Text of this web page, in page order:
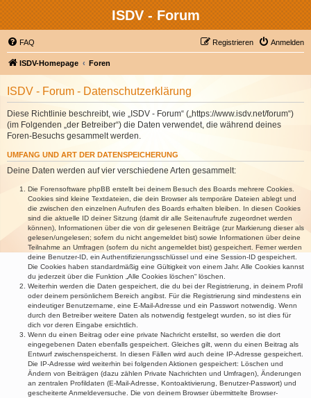
ISDV - Forum
FAQ Anmelden
Registrieren
ISDV-Homepage Foren
ISDV - Forum - Datenschutzerklärung
Diese Richtlinie beschreibt, wie „ISDV - Forum“ („https://www.isdv.net/forum“)
(im Folgenden „der Betreiber“) die Daten verwendet, die während deines
Foren-Besuchs gesammelt werden.
UMFANG UND ART DER DATENSPEICHERUNG
Deine Daten werden auf vier verschiedene Arten gesammelt:
Die Forensoftware phpBB erstellt bei deinem Besuch des Boards mehrere Cookies.
Cookies sind kleine Textdateien, die dein Browser als temporäre Dateien ablegt und
die zwischen den einzelnen Aufrufen des Boards erhalten bleiben. In diesen Cookies
sind die aktuelle ID deiner Sitzung (damit dir alle Seitenaufrufe zugeordnet werden
können), Informationen über die von dir gelesenen Beiträge (zur Markierung dieser als
gelesen/ungelesen; sofern du nicht angemeldet bist) sowie Informationen über deine
Teilnahme an Umfragen (sofern du nicht angemeldet bist) gespeichert. Ferner werden
deine Benutzer-ID, ein Authentifizierungsschlüssel und eine Session-ID gespeichert.
Die Cookies haben standardmäßig eine Gültigkeit von einem Jahr. Alle Cookies kannst
du jederzeit über die Funktion „Alle Cookies löschen“ löschen.
Weiterhin werden die Daten gespeichert, die du bei der Registrierung, in deinem Profil
oder deinem persönlichem Bereich angibst. Für die Registrierung sind mindestens ein
eindeutiger Benutzername, eine E-Mail-Adresse und ein Passwort notwendig. Wenn
durch den Betreiber weitere Daten als notwendig festgelegt wurden, so ist dies für
dich vor deren Eingabe ersichtlich.
Wenn du einen Beitrag oder eine private Nachricht erstellst, so werden die dort
eingegebenen Daten ebenfalls gespeichert. Gleiches gilt, wenn du einen Beitrag als
Entwurf zwischenspeicherst. In diesen Fällen wird auch deine IP-Adresse gespeichert.
Die IP-Adresse wird weiterhin bei folgenden Aktionen gespeichert: Löschen und
Ändern von Beiträgen (dazu zählen Private Nachrichten und Umfragen), Änderungen
an zentralen Profildaten (E-Mail-Adresse, Kontoaktivierung, Benutzer-Passwort) und
gescheiterte Anmeldeversuche. Die von deinem Browser übermittelte Browser-